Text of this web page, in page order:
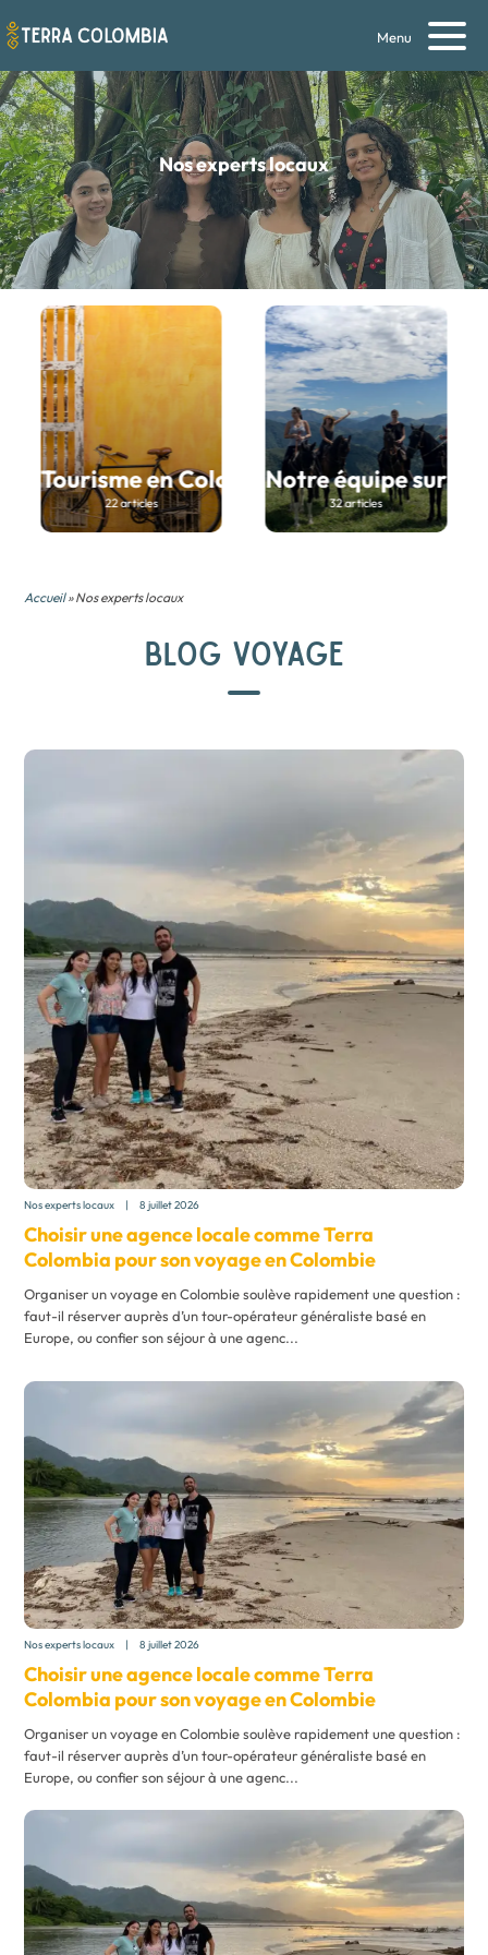
Menu
Nos experts locaux
Tourisme en Colombie
22 articles
Notre équipe sur le
32 articles
Accueil» Nos experts locaux
BLOG VOYAGE
Nos experts locaux | 8 juillet 2026
Choisir une agence locale comme Terra
Colombia pour sonvoyage en Colombie
Organiser un voyage en Colombie soulève rapidement une question :
faut-il réserver auprès d’un tour-opérateur généraliste basé en
Europe, ou confier son séjour à une agenc...
Nos experts locaux | 8 juillet 2026
Choisir une agence locale comme Terra
Colombia pour sonvoyage en Colombie
Organiser un voyage en Colombie soulève rapidement une question :
faut-il réserver auprès d’un tour-opérateur généraliste basé en
Europe, ou confier son séjour à une agenc...